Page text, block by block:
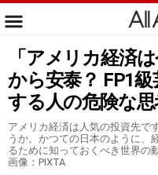
「アメリカ経済
から安泰？ FP1
する人の危険な
アメリカ経済は人気の投資先で
うか。かつての日本のように、
るために知っておくべき世界の
画像：PIXTA